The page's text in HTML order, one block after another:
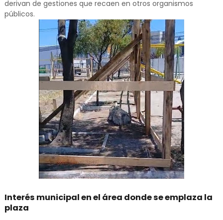
derivan de gestiones que recaen en otros organismos
públicos.
Interés municipal en el área donde se emplaza la
plaza